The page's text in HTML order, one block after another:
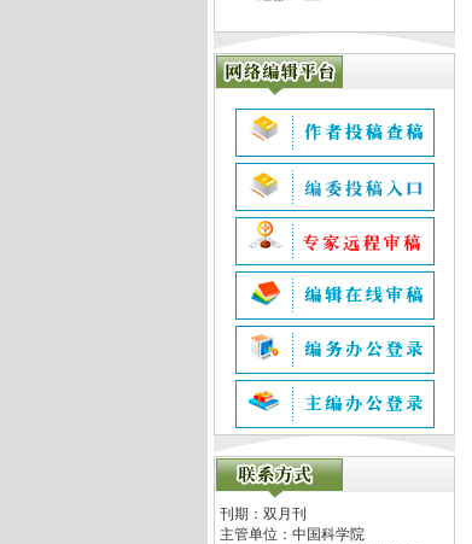
刊期：双月刊
主管单位： 中国科学院